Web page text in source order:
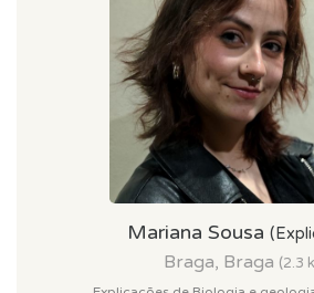
Mariana Sousa
Braga, Braga (2.3